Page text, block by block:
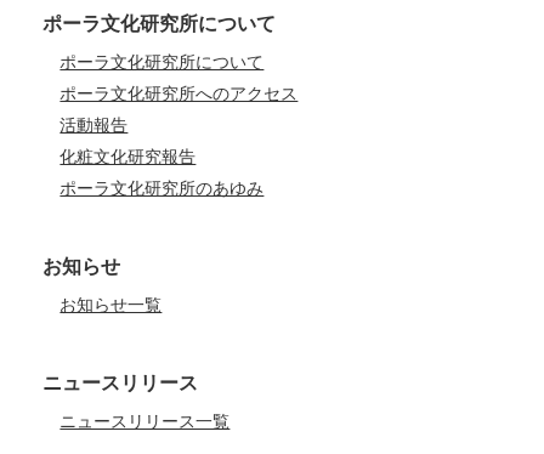
ポーラ文化研究所について
ポーラ文化研究所について
ポーラ文化研究所へのアクセス
活動報告
化粧文化研究報告
ポーラ文化研究所のあゆみ
お知らせ
お知らせ一覧
ニュースリリース
ニュースリリース一覧